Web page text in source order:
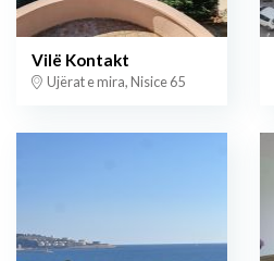
Vilë Kontakt
Ujërat e mira, Nisice 65